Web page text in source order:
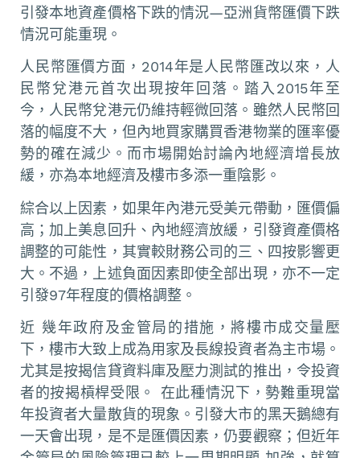
引發本地資產價格下跌的情況—亞洲貨幣匯價下跌
情況可能重現。
人民幣匯價方面，2014年是人民幣匯改以來，人
民幣兌港元首次出現按年回落。踏入2015年至
今，人民幣兌港元仍維持輕微回落。雖然人民幣回
落的幅度不大，但內地買家購買香港物業的匯率優
勢的確在減少。而市場開始討論內地經濟增長放
緩，亦為本地經濟及樓市多添一重陰影。
綜合以上因素，如果年內港元受美元帶動，匯價偏
高；加上美息回升、內地經濟放緩，引發資產價格
調整的可能性，其實較財務公司的三、四按影響更
大。不過，上述負面因素即使全部出現，亦不一定
引發97年程度的價格調整。
近 幾年政府及金管局的措施，將樓市成交量壓
下，樓市大致上成為用家及長線投資者為主市場。
尤其是按揭信貸資料庫及壓力測試的推出，令投資
者的按揭槓桿受限。 在此種情況下，勢難重現當
年投資者大量散貨的現象。引發大市的黑天鵝總有
一天會出現，是不是匯價因素，仍要觀察；但近年